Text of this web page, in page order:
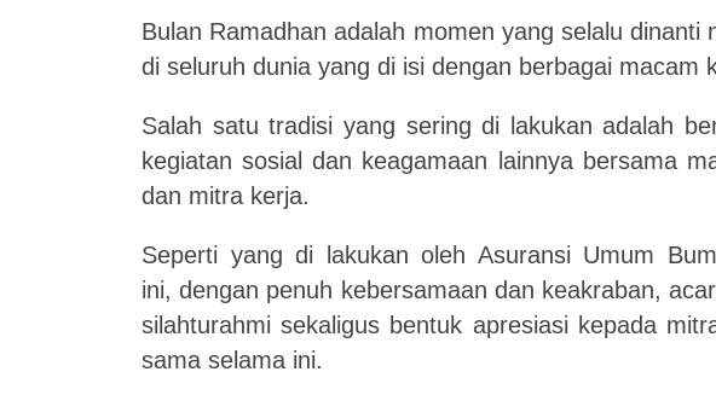
Bulan Ramadhan adalah momen yang selalu dinanti
di seluruh dunia yang di isi dengan berbagai macam
Salah satu tradisi yang sering di lakukan adalah
kegiatan sosial dan keagamaan lainnya bersama
dan mitra kerja.
Seperti yang di lakukan oleh Asuransi Umum
ini,dengan penuh kebersamaan dan keakraban,
silahturahmi sekaligus bentuk apresiasi kepada
sama selama ini.